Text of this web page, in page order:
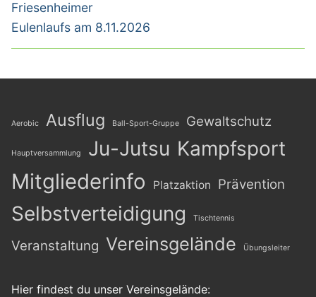
Beitrag:
Friesenheimer
Eulenlaufs am 8.11.2026
Aerobic Ausflug Ball-Sport-Gruppe Gewaltschutz
Hauptversammlung Ju-Jutsu Kampfsport
Mitgliederinfo Platzaktion Prävention
Selbstverteidigung Tischtennis
Veranstaltung Vereinsgelände Übungsleiter
Hier findest du unser Vereinsgelände: